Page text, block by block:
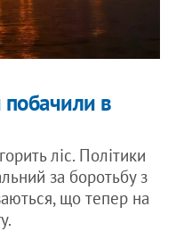
в
ліс. Політики
за боротьбу з
що тепер на